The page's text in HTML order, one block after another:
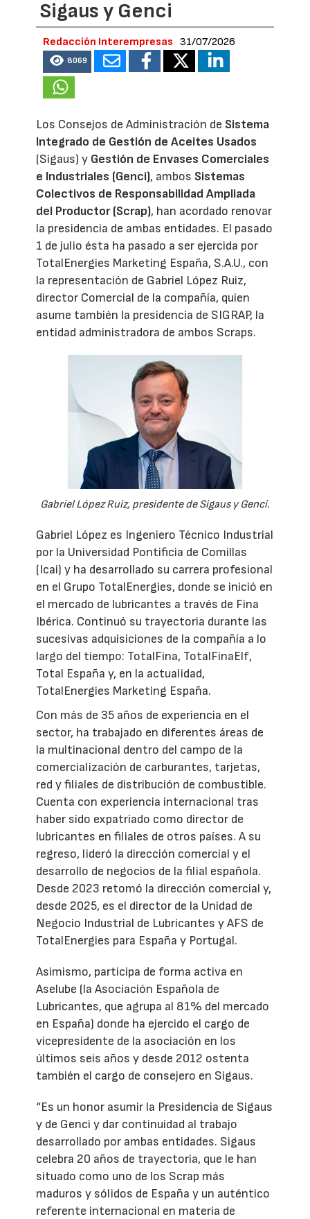
Sigaus y Genci
Redacción Interempresas 31/07/2026
8069
Los Consejos de Administración de Sistema
Integrado de Gestión de Aceites Usados
(Sigaus) y Gestión de Envases Comerciales
e Industriales (Genci), ambos Sistemas
Colectivos de Responsabilidad Ampliada
del Productor (Scrap), han acordado renovar
la presidencia de ambas entidades. El pasado
1 de julio ésta ha pasado a ser ejercida por
TotalEnergies Marketing España, S.A.U., con
la representación de Gabriel López Ruiz,
director Comercial de la compañía, quien
asume también la presidencia de SIGRAP, la
entidad administradora de ambos Scraps.
Gabriel López Ruiz, presidente de Sigaus y Genci.
Gabriel López es Ingeniero Técnico Industrial
por la Universidad Pontificia de Comillas
(Icai) y ha desarrollado su carrera profesional
en el Grupo TotalEnergies, donde se inició en
el mercado de lubricantes a través de Fina
Ibérica. Continuó su trayectoria durante las
sucesivas adquisiciones de la compañía a lo
largo del tiempo: TotalFina, TotalFinaElf,
Total España y, en la actualidad,
TotalEnergies Marketing España.
Con más de 35 años de experiencia en el
sector, ha trabajado en diferentes áreas de
la multinacional dentro del campo de la
comercialización de carburantes, tarjetas,
red y filiales de distribución de combustible.
Cuenta con experiencia internacional tras
haber sido expatriado como director de
lubricantes en filiales de otros países. A su
regreso, lideró la dirección comercial y el
desarrollo de negocios de la filial española.
Desde 2023 retomó la dirección comercial y,
desde 2025, es el director de la Unidad de
Negocio Industrial de Lubricantes y AFS de
TotalEnergies para España y Portugal.
Asimismo, participa de forma activa en
Aselube (la Asociación Española de
Lubricantes, que agrupa al 81% del mercado
en España) donde ha ejercido el cargo de
vicepresidente de la asociación en los
últimos seis años y desde 2012 ostenta
también el cargo de consejero en Sigaus.
“Es un honor asumir la Presidencia de Sigaus
y de Genci y dar continuidad al trabajo
desarrollado por ambas entidades. Sigaus
celebra 20 años de trayectoria, que le han
situado como uno de los Scrap más
maduros y sólidos de España y un auténtico
referente internacional en materia de